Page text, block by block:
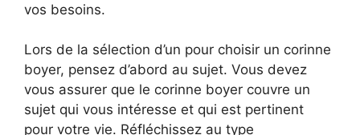
vos besoins.
Lors de la sélection d’un pour choisir un corinne
boyer, pensez d’abord au sujet. Vous devez
vous assurer que le corinne boyer couvre un
sujet qui vous intéresse et qui est pertinent
pour votre vie. Réfléchissez au type